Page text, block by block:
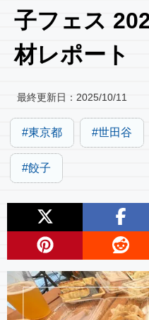
子フェス
材レポート
最終更新日： 2025/10/11
東京都 世田谷
餃子